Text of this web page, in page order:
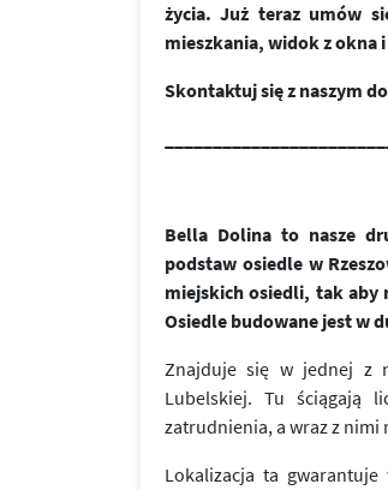
życia. Już teraz umów
mieszkania, widok z okna
Skontaktuj się z naszym
Bella Dolina to nasze
podstaw osiedle w
miejskich osiedli, tak aby
Osiedle budowane jest w
Znajduje się w jednej z
Lubelskiej. Tu ściągają
zatrudnienia, a wraz z nimi
Lokalizacja ta